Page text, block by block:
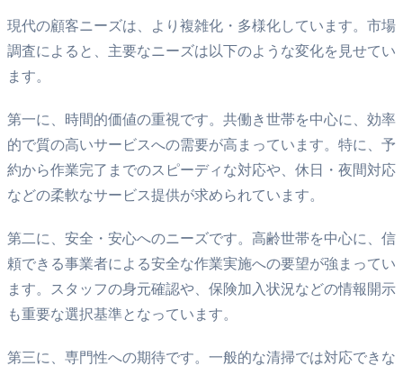
現代の顧客ニーズは、より複雑化・多様化しています。市場
調査によると、主要なニーズは以下のような変化を見せてい
ます。
第一に、時間的価値の重視です。共働き世帯を中心に、効率
的で質の高いサービスへの需要が高まっています。特に、予
約から作業完了までのスピーディな対応や、休日・夜間対応
などの柔軟なサービス提供が求められています。
第二に、安全・安心へのニーズです。高齢世帯を中心に、信
頼できる事業者による安全な作業実施への要望が強まってい
ます。スタッフの身元確認や、保険加入状況などの情報開示
も重要な選択基準となっています。
第三に、専門性への期待です。一般的な清掃では対応できな